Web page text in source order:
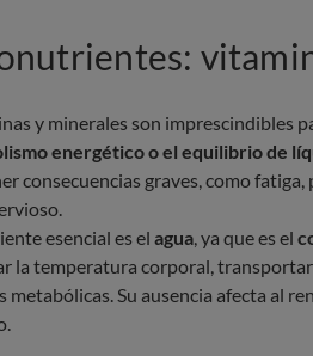
y minerales son imprescindibles
energético o el equilibrio de
consecuencias graves, como
esencial es el agua, ya que es el
la temperatura corporal,
metabólicas. Su ausencia afecta al